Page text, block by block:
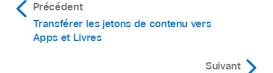
Précédent
Transférer les jetons de contenu vers
Apps et Livres
Suivant